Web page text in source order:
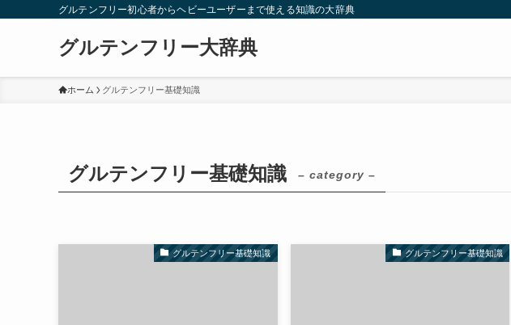
グルテンフリー初心者からヘビーユーザーまで使える知識の大辞典
グルテンフリー大辞典
ホーム グルテンフリー基礎知識
グルテンフリー基礎知識 – category –
グルテンフリー基礎知識 グルテンフリー基礎知識